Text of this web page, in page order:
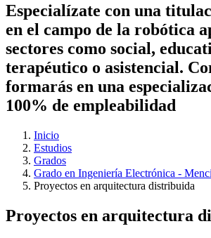
Especialízate con una
en el campo de la robótica
sectores como social,
terapéutico o asistencial.
formarás en una
100% de empleabilidad
Inicio
Estudios
Grados
Grado en Ingeniería Electrónica -
Proyectos en arquitectura distribuida
Proyectos en arquitectura